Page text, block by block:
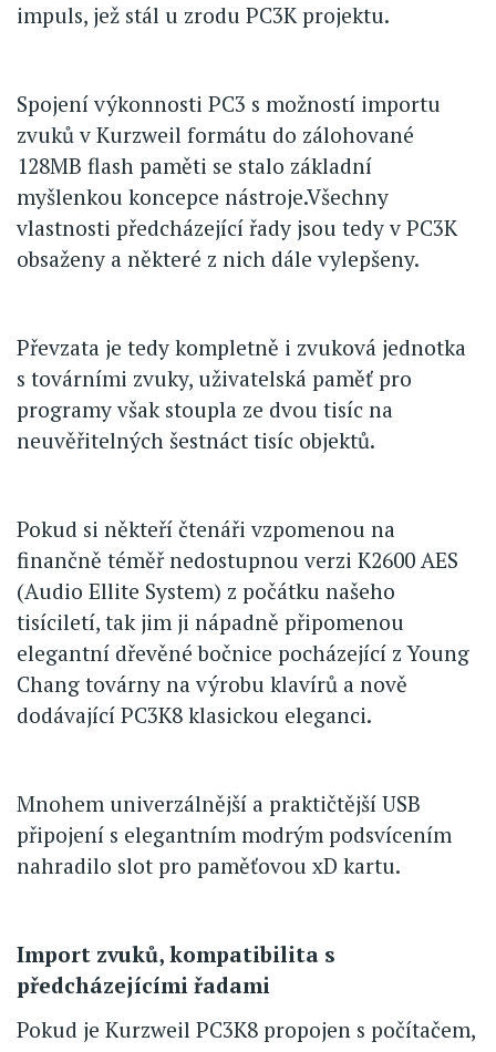
impuls, jež stál u zrodu PC3K projektu.
Spojení výkonnosti PC3 s možností importu
zvuků v Kurzweil formátu do zálohované
128MB flash paměti se stalo základní
myšlenkou koncepce nástroje.Všechny
vlastnosti předcházející řady jsou tedy v PC3K
obsaženy a některé z nich dále vylepšeny.
Převzata je tedy kompletně i zvuková jednotka
s továrními zvuky, uživatelská paměť pro
programy však stoupla ze dvou tisíc na
neuvěřitelných šestnáct tisíc objektů.
Pokud si někteří čtenáři vzpomenou na
finančně téměř nedostupnou verzi K2600 AES
(Audio Ellite System) z počátku našeho
tisíciletí, tak jim ji nápadně připomenou
elegantní dřevěné bočnice pocházející z Young
Chang továrny na výrobu klavírů a nově
dodávající PC3K8 klasickou eleganci.
Mnohem univerzálnější a praktičtější USB
připojení s elegantním modrým podsvícením
nahradilo slot pro paměťovou xD kartu.
Import zvuků, kompatibilita s
předcházejícími řadami
Pokud je Kurzweil PC3K8 propojen s počítačem,